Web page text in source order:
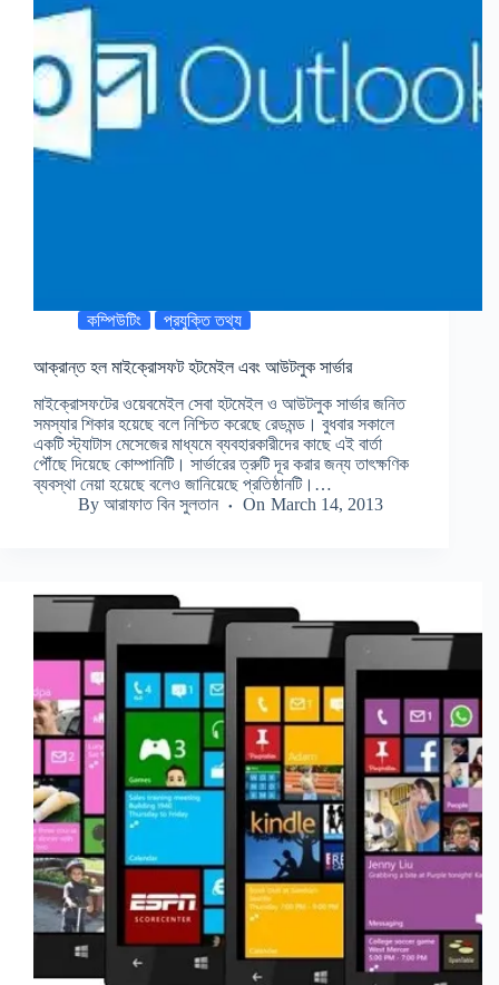
কম্পিউটিং প্রযুক্তি তথ্য
আক্রান্ত হল মাইক্রোসফট হটমেইল এবং আউটলুক সার্ভার
মাইক্রোসফটের ওয়েবমেইল সেবা হটমেইল ও আউটলুক সার্ভার জনিত
সমস্যার শিকার হয়েছে বলে নিশ্চিত করেছে রেডমন্ড। বুধবার সকালে
একটি স্ট্যাটাস মেসেজের মাধ্যমে ব্যবহারকারীদের কাছে এই বার্তা
পৌঁছে দিয়েছে কোম্পানিটি। সার্ভারের ত্রুটি দূর করার জন্য তাৎক্ষণিক
ব্যবস্থা নেয়া হয়েছে বলেও জানিয়েছে প্রতিষ্ঠানটি।…
By আরাফাত বিন সুলতান On March 14, 2013